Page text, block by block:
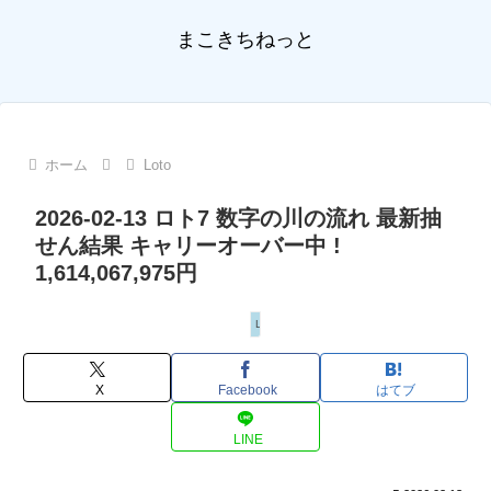
まこきちねっと
ホーム Loto
2026-02-13 ロト7 数字の川の流れ 最新抽
せん結果 キャリーオーバー中 !
1,614,067,975円
Loto
X Facebook はてブ
LINE